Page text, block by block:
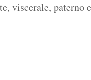
viscerale, paterno e